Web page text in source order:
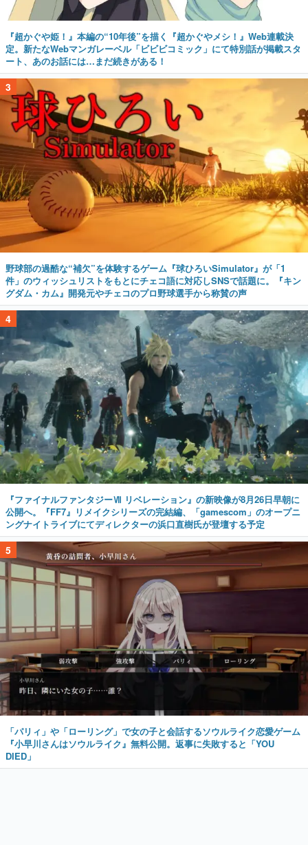
『超かぐや姫！』本編の“10年後”を描く『超かぐやメシ！』Web連載決
定。新たなWebマンガレーベル「ビビビコミック」にて特別話が掲載スタ
ート、あのお話には…まだ続きがある！
3
野球部の過酷な“補欠”を体験するゲーム『球ひろいSimulator』が「1
件」のウィッシュリストをもとにチェコ語に対応しSNSで話題に。『キン
グダム・カム』開発元やチェコのプロ野球選手から称賛の声
4
『ファイナルファンタジーⅦ リベレーション』の新映像が8月26日早朝に
公開へ。『FF7』リメイクシリーズの完結編、「gamescom」のオープニ
ングナイトライブにてディレクターの浜口直樹氏が登壇する予定
5
「パリィ」や「ローリング」で女の子と会話するソウルライク恋愛ゲーム
『小早川さんはソウルライク』無料公開。返事に失敗すると「YOU
DIED」